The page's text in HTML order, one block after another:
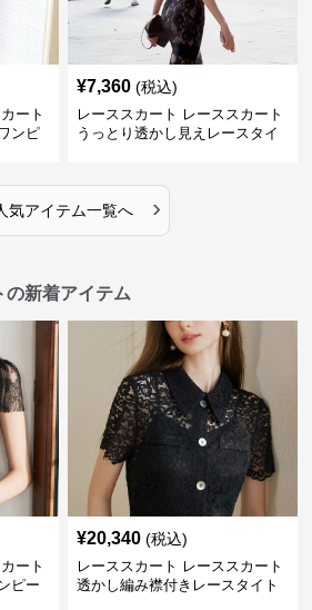
ート
ンピ
¥7,360 (税込)
レーススカート レーススカート
うっとり透かし見えレースタイ
気アイテム一覧へ ›
の新着アイテム
ート
ピー
¥20,340 (税込)
レーススカート レーススカート
透かし編み襟付きレースタイト